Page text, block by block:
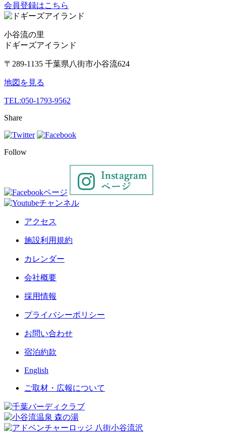
会員登録はこちら
小谷流の里
ドギーズアイランド
〒289-1135 千葉県八街市小谷流624
地図を見る
TEL:050-1793-9562
Share
Follow
アクセス
施設利用規約
カレンダー
会社概要
採用情報
プライバシーポリシー
お問い合わせ
宿泊約款
English
ご取材・広報について